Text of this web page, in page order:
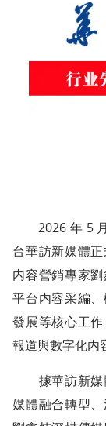
2026 年 5 月
台華訪新媒體
内容營銷專家
平台内容采編
發展等核心工
報道與數字化内
據華訪新媒
媒體融合轉型